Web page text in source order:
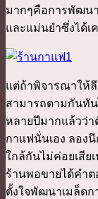
มากๆคือการพัฒน
และแม่นยำซึ่งได้เ
แต่ถ้าพิจารณาให้
สามารถตามกันทั
หลายปีมากแล้วว่
กาแฟนั่นเอง ลอง
ใกล้กันไม่ค่อยเสีย
ร้านพอขายได้คำ
ตั้งใจพัฒนาเมล็ด